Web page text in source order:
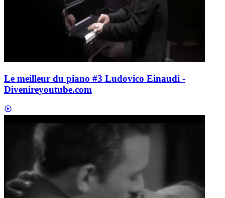
Le meilleur du piano #3 Ludovico Einaudi -
Divenireyoutube.com